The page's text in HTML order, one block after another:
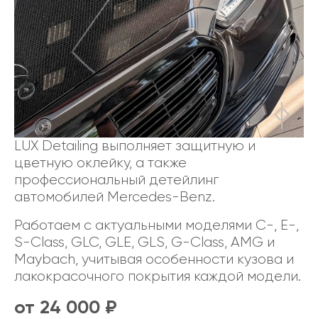
LUX Detailing выполняет защитную и
цветную оклейку, а также
профессиональный детейлинг
автомобилей Mercedes-Benz.
Работаем с актуальными моделями C-, E-,
S-Class, GLC, GLE, GLS, G-Class, AMG и
Maybach, учитывая особенности кузова и
лакокрасочного покрытия каждой модели.
от 24 000 ₽